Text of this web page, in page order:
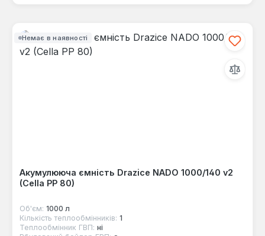
Немає в наявності
Акумулююча ємність Drazice NADO 1000/140 v2
(Cella PP 80)
Об'єм: 1000 л
Кількість теплообмінників: 1
Теплообмінник ГВП: ні